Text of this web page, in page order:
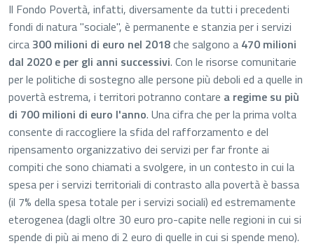
Il Fondo Povertà, infatti, diversamente da tutti i precedenti
fondi di natura "sociale", è permanente e stanzia per i servizi
circa 300 milioni di euro nel 2018che salgono a 470 milioni
dal 2020 e per gli anni successivi. Con le risorse comunitarie
per le politiche di sostegno alle persone più deboli ed a quelle in
povertà estrema, i territori potranno contare a regime su più
di 700 milioni di euro l'anno. Una cifra che per la prima volta
consente di raccogliere la sfida del rafforzamento e del
ripensamento organizzativo dei servizi per far fronte ai
compiti che sono chiamati a svolgere, in un contesto in cui la
spesa per i servizi territoriali di contrasto alla povertà è bassa
(il 7% della spesa totale per i servizi sociali) ed estremamente
eterogenea (dagli oltre 30 euro pro-capite nelle regioni in cui si
spende di più ai meno di 2 euro di quelle in cui si spende meno).